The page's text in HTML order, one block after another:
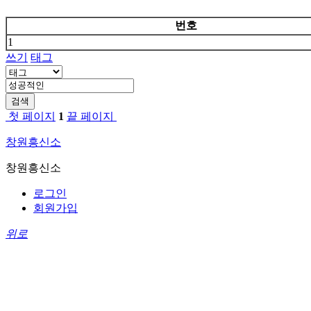
번호
1
쓰기
태그
검색
첫 페이지 1 끝 페이지
창원흥신소
창원흥신소
로그인
회원가입
위로